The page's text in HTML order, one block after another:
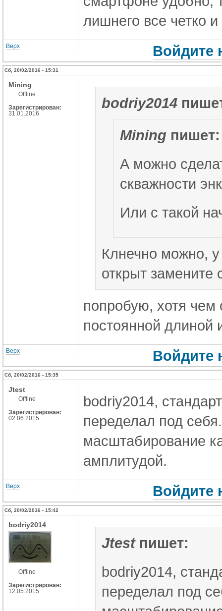
лишнего все четко
Верх Войдите
Сб, 20/02/2016 - 15:31
Mining
Offline
Зарегистрирован:
31.01.2016
bodriy2014
Mining пишет:
А можно
скважности
Или с такой
Клнечно можно,
открыт замените
попробую, хотя чем
постоянной длиной
Верх Войдите
Сб, 20/02/2016 - 15:35
Jtest
Offline
Зарегистрирован:
02.06.2015
bodriy2014,
переделал под
масштабирование
амплитудой.
Верх Войдите
Сб, 20/02/2016 - 15:42
bodriy2014
Offline
Зарегистрирован:
12.05.2015
Jtestпишет:
bodriy2014,
переделал под